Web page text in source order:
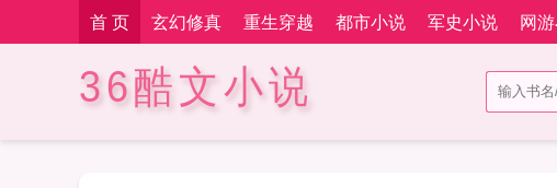
首 页 玄幻修真 重生穿越 都市小说 军史小说 网
36酷文小说